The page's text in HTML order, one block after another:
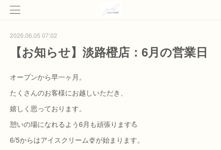
2026.06.05 07:02
【お知らせ】淡路橙店：6月の営業日
オープンから早一ヶ月。
たくさんのお客様にお越しいただき、
嬉しく思っております。
憩いの場になれるよう6月も頑張ります💪
6/5からはアイスクリーム🍨が始まります。